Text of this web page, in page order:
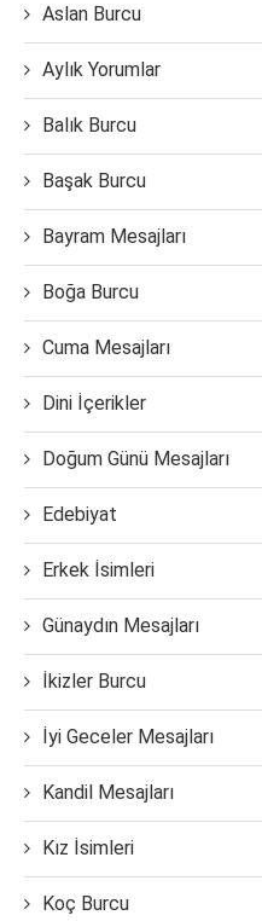
Aslan Burcu
Aylık Yorumlar
Balık Burcu
Başak Burcu
Bayram Mesajları
Boğa Burcu
Cuma Mesajları
Dini İçerikler
Doğum Günü Mesajları
Edebiyat
Erkek İsimleri
Günaydın Mesajları
İkizler Burcu
İyi Geceler Mesajları
Kandil Mesajları
Kız İsimleri
Koç Burcu